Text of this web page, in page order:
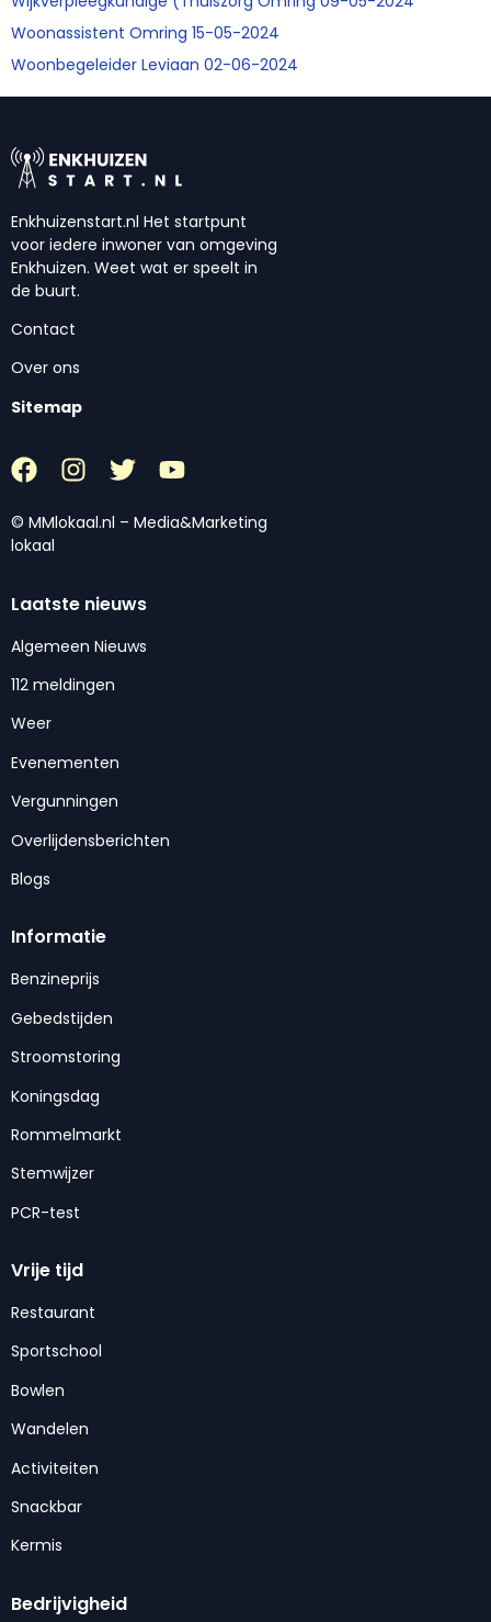
Woonassistent Omring 15-05-2024
Woonbegeleider Leviaan 02-06-2024
Enkhuizenstart.nl Het startpunt
voor iedere inwoner van omgeving
Enkhuizen. Weet wat er speelt in
de buurt.
Contact
Over ons
Sitemap
© MMlokaal.nl – Media&Marketing
lokaal
Laatste nieuws
Algemeen Nieuws
112 meldingen
Weer
Evenementen
Vergunningen
Overlijdensberichten
Blogs
Informatie
Benzineprijs
Gebedstijden
Stroomstoring
Koningsdag
Rommelmarkt
Stemwijzer
PCR-test
Vrije tijd
Restaurant
Sportschool
Bowlen
Wandelen
Activiteiten
Snackbar
Kermis
Bedrijvigheid